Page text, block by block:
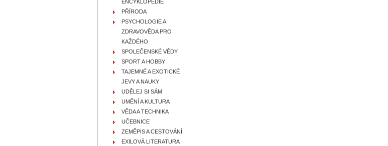
ENCYKLOPEDIE
PŘÍRODA
PSYCHOLOGIE A
ZDRAVOVĚDA PRO
KAŽDÉHO
SPOLEČENSKÉ VĚDY
SPORT A HOBBY
TAJEMNÉ A EXOTICKÉ
JEVY A NAUKY
UDĚLEJ SI SÁM
UMĚNÍ A KULTURA
VĚDA A TECHNIKA
UČEBNICE
ZEMĚPIS A CESTOVÁNÍ
EXILOVÁ LITERATURA